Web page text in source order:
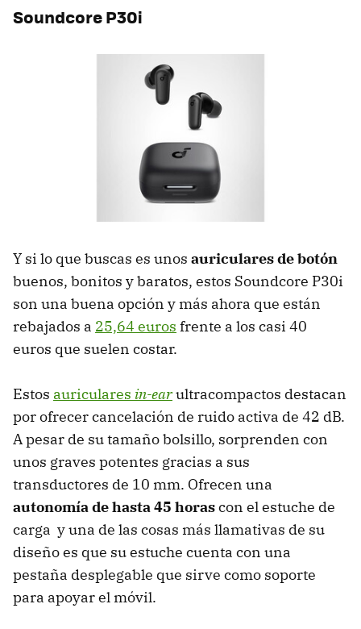
Soundcore P30i
Y si lo que buscas es unos auriculares de botón
buenos, bonitos y baratos, estos Soundcore P30i
son una buena opción y más ahora que están
rebajados a 25,64 euros frente a los casi 40
euros que suelen costar.
Estos auriculares in-earultracompactos destacan
por ofrecer cancelación de ruido activa de 42 dB.
A pesar de su tamaño bolsillo, sorprenden con
unos graves potentes gracias a sus
transductores de 10 mm. Ofrecen una
autonomía de hasta 45 horascon el estuche de
carga y una de las cosas más llamativas de su
diseño es que su estuche cuenta con una
pestaña desplegable que sirve como soporte
para apoyar el móvil.